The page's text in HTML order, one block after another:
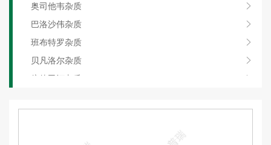
奥司他韦杂质
巴洛沙伟杂质
班布特罗杂质
贝凡洛尔杂质
倍他司汀杂质